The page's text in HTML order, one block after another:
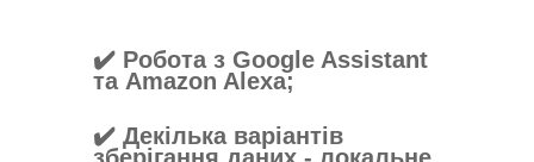
✔️ Робота з Google Assistant
та Amazon Alexa;
✔️ Декілька варіантів